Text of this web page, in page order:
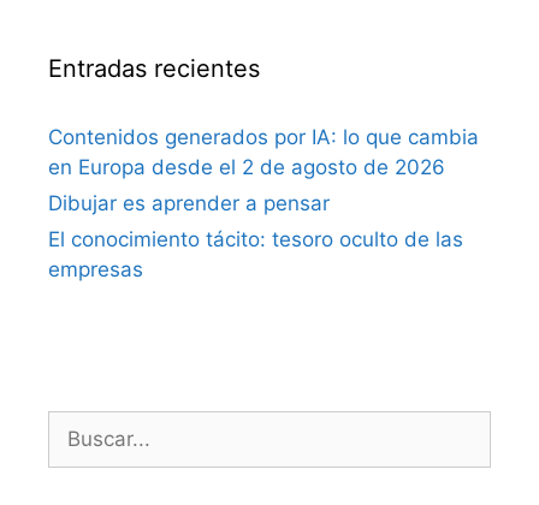
Entradas recientes
Contenidos generados por IA: lo que cambia
en Europa desde el 2 de agosto de 2026
Dibujar es aprender a pensar
El conocimiento tácito: tesoro oculto de las
empresas
Buscar: